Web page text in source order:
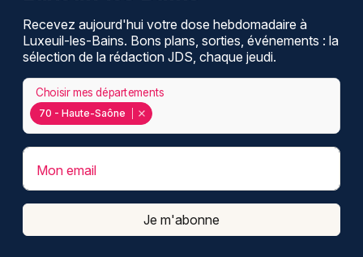
Recevez aujourd'hui votre dose hebdomadaire à
Luxeuil-les-Bains. Bons plans, sorties, événements : la
sélection de la rédaction JDS, chaque jeudi.
70 - Haute-Saône
Choisir mes départements
Mon email
Je m'abonne